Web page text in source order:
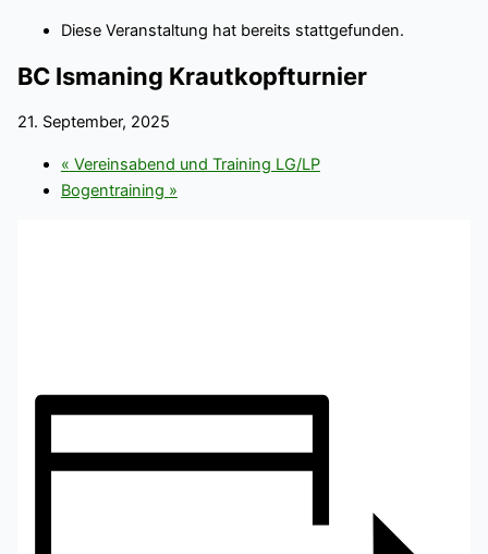
Diese Veranstaltung hat bereits stattgefunden.
BC Ismaning Krautkopfturnier
21. September, 2025
« Vereinsabend und Training LG/LP
Bogentraining »